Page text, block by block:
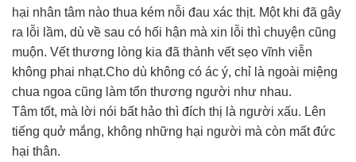
hại nhân tâm nào thua kém nỗi đau xác thịt. Một khi đã gây
ra lỗi lầm, dù về sau có hối hận mà xin lỗi thì chuyện cũng
muộn. Vết thương lòng kia đã thành vết sẹo vĩnh viễn
không phai nhạt.Cho dù không có ác ý, chỉ là ngoài miệng
chua ngoa cũng làm tổn thương người như nhau.
Tâm tốt, mà lời nói bất hảo thì đích thị là người xấu. Lên
tiếng quở mắng, không những hại người mà còn mất đức
hại thân.